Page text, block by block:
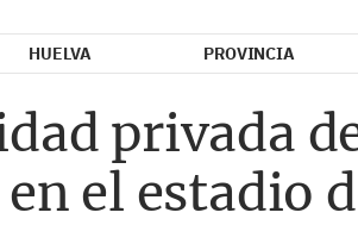
HUELVA PROVINCIA
privada
el estadio